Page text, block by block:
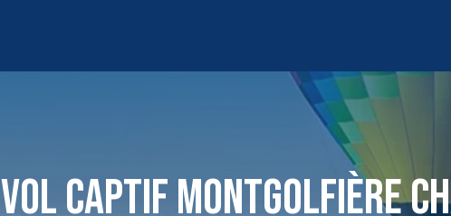
VOL CAPTIF MONTGOLFIÈRE